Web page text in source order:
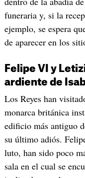
funeraria y, si la
ejemplo, se espera
de aparecer en los
Felipe VI y
ardiente de
Los Reyes han
monarca británica
edificio más antiguo
su último adiós.
luto, han sido poco
sala en el cual se